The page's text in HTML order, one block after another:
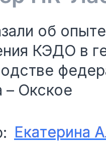
об опыте
КЭДО в
– Окское
Екатерина
Екатерина